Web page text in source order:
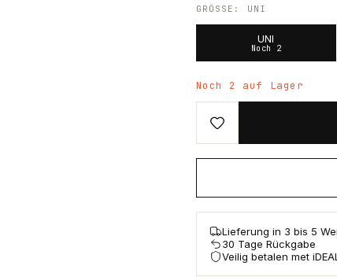
GRÖSSE : UNI
UNI
Noch 2
Noch 2 auf Lager
Lieferung in 3 bis 5
30 Tage Rückgabe
Veilig betalen met